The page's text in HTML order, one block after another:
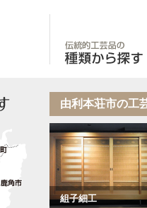
あきたの伝統的
由利本荘市の工
組子細工